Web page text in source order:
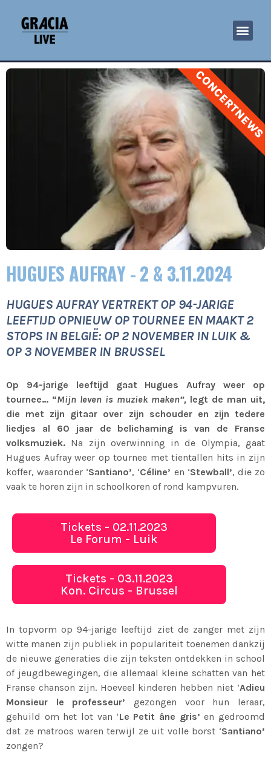
CONCERTNEWS
HUGUES AUFRAY - 2 & 3.11.2024
HUGUES AUFRAY VERTREKT OP 94-JARIGE
LEEFTIJD OPNIEUW OP TOURNEE EN MAAKT 2
STOPS IN BELGIË: OP 2 NOVEMBER IN LUIK &
OP 3 NOVEMBER IN BRUSSEL
Op 94-jarige leeftijd gaat Hugues Aufray weer op
tournee… “Mijn leven is muziek maken”, legt de man uit,
die met zijn gitaar over zijn schouder en zijn tedere
liedjes al 60 jaar de belichaming is van de Franse
volksmuziek. Na zijn overwinning in de Olympia, gaat
Hugues Aufray weer op tournee met tientallen hits in zijn
koffer, waaronder ‘Santiano’, ‘Céline’ en ‘Stewball’, die zo
vaak te horen zijn in schoolkoren of rond kampvuren.
Tickets - 02.11.2023
Le Forum - Luik
Tickets - 03.11.2023
Kon. Circus - Brussel
In topvorm op 94-jarige leeftijd ziet de zanger met zijn
witte manen zijn publiek in populariteit toenemen dankzij
de nieuwe generaties die zijn teksten ontdekken in school
of jeugdbewegingen, die allemaal kleine schatten van het
Franse chanson zijn. Hoeveel kinderen hebben niet ‘Adieu
Monsieur le professeur’ gezongen voor hun leraar,
gehuild om het lot van ‘Le Petit âne gris’ en gedroomd
dat ze matroos waren terwijl ze uit volle borst ‘Santiano’
zongen?